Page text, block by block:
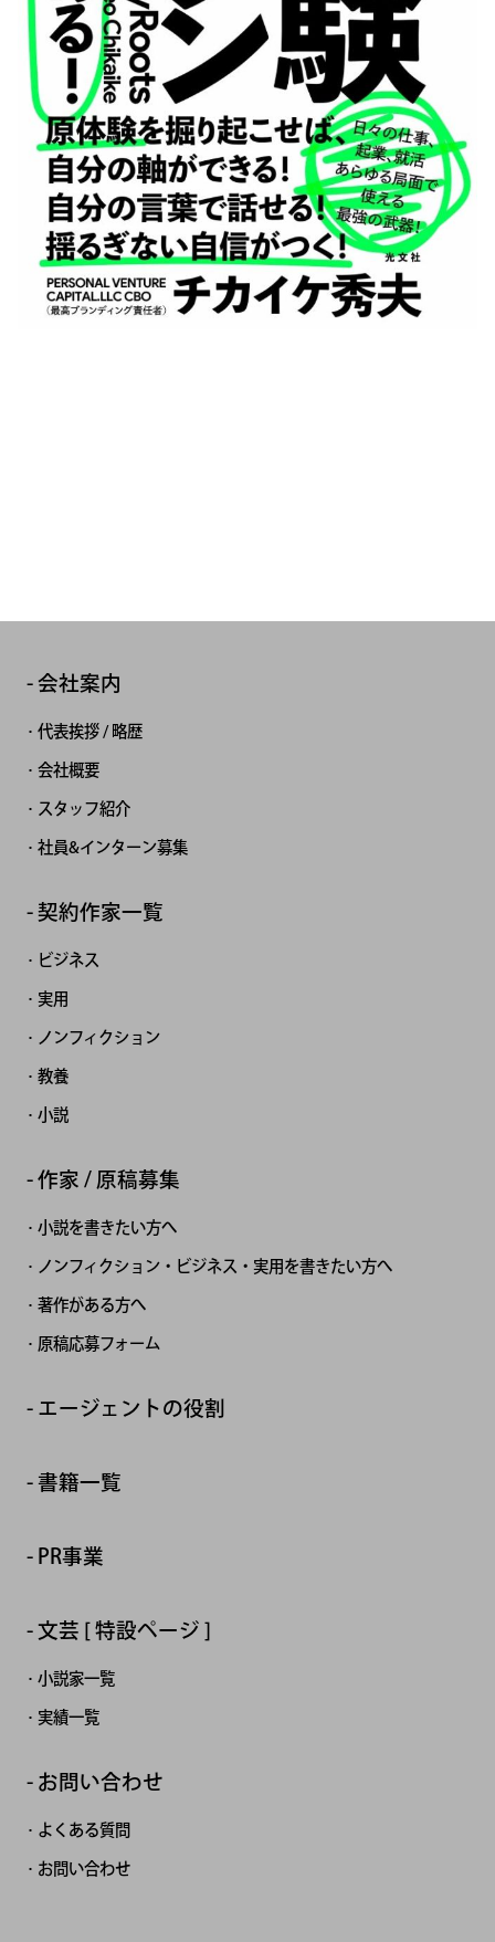
会社案内
代表挨拶 / 略歴
会社概要
スタッフ紹介
社員&インターン募集
契約作家一覧
ビジネス
実用
ノンフィクション
教養
小説
作家 / 原稿募集
小説を書きたい方へ
ノンフィクション・ビジネス・実用を書きたい方へ
著作がある方へ
原稿応募フォーム
エージェントの役割
書籍一覧
PR事業
文芸 [ 特設ページ ]
小説家一覧
実績一覧
お問い合わせ
よくある質問
お問い合わせ